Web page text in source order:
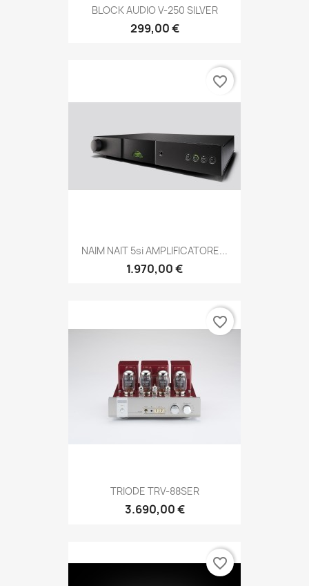
BLOCK AUDIO V-250 SILVER
299,00 €
NAIM NAIT 5si AMPLIFICATORE...
1.970,00 €
favorite_border
TRIODE TRV-88SER
3.690,00 €
favorite_border
favorite_border